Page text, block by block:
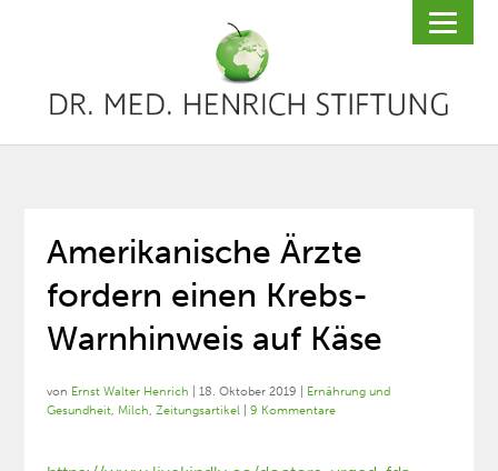
Amerikanische Ärzte
fordern einen Krebs-
Warnhinweis auf Käse
von Ernst Walter Henrich |18. Oktober 2019
Ernährung und
Gesundheit, Milch,Zeitungsartikel |9 Kommentare